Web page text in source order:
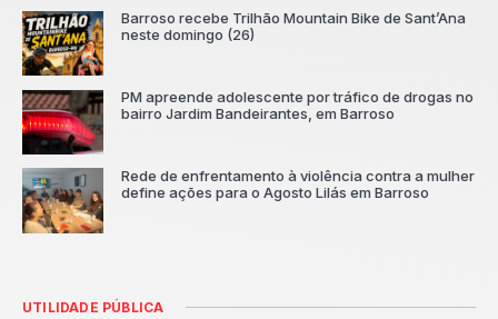
Barroso recebe Trilhão Mountain Bike de Sant’Ana
neste domingo (26)
PM apreende adolescente por tráfico de drogas no
bairro Jardim Bandeirantes, em Barroso
Rede de enfrentamento à violência contra a mulher
define ações para o Agosto Lilás em Barroso
UTILIDADE PÚBLICA